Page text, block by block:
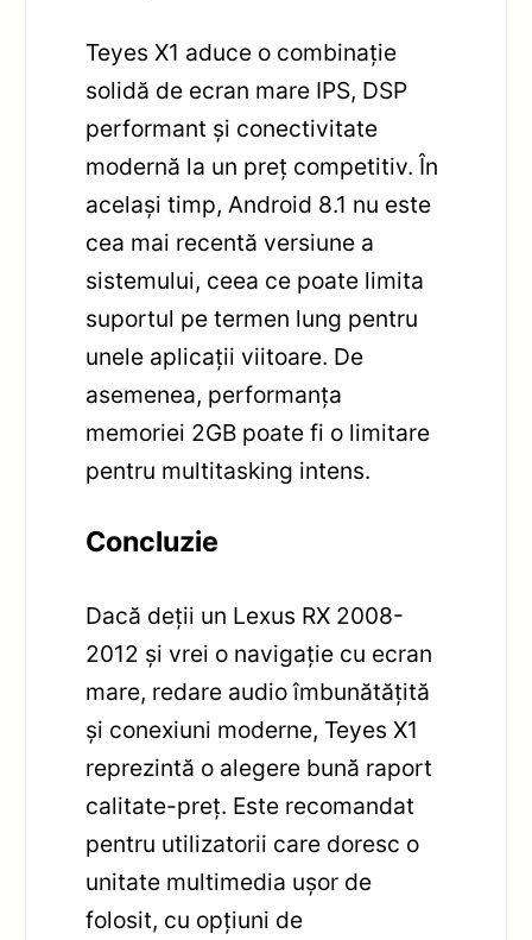
Teyes X1 aduce o combinație
solidă de ecran mare IPS, DSP
performant și conectivitate
modernă la un preț competitiv. În
același timp, Android 8.1 nu este
cea mai recentă versiune a
sistemului, ceea ce poate limita
suportul pe termen lung pentru
unele aplicații viitoare. De
asemenea, performanța
memoriei 2GB poate fi o limitare
pentru multitasking intens.
Concluzie
Dacă deții un Lexus RX 2008-
2012 și vrei o navigație cu ecran
mare, redare audio îmbunătățită
și conexiuni moderne, Teyes X1
reprezintă o alegere bună raport
calitate-preț. Este recomandat
pentru utilizatorii care doresc o
unitate multimedia ușor de
folosit, cu opțiuni de